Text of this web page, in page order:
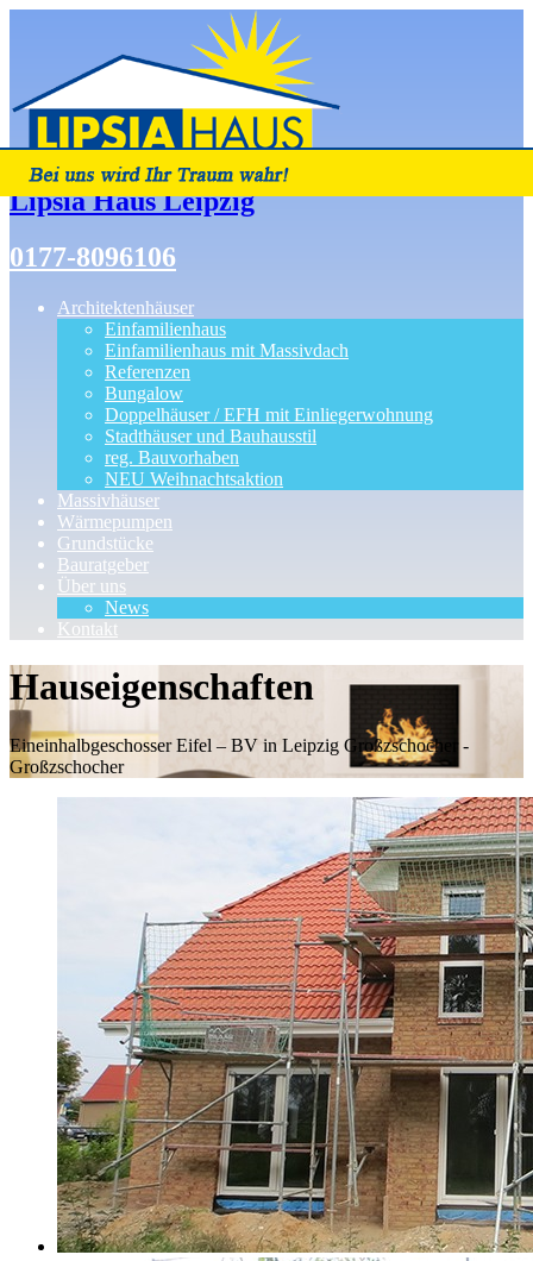
Lipsia Haus Leipzig
0177-8096106
Architektenhäuser
Einfamilienhaus
Einfamilienhaus mit Massivdach
Referenzen
Bungalow
Doppelhäuser / EFH mit Einliegerwohnung
Stadthäuser und Bauhausstil
reg. Bauvorhaben
NEU Weihnachtsaktion
Massivhäuser
Wärmepumpen
Grundstücke
Bauratgeber
Über uns
News
Kontakt
Hauseigenschaften
Eineinhalbgeschosser Eifel – BV in Leipzig Großzschocher -
Großzschocher